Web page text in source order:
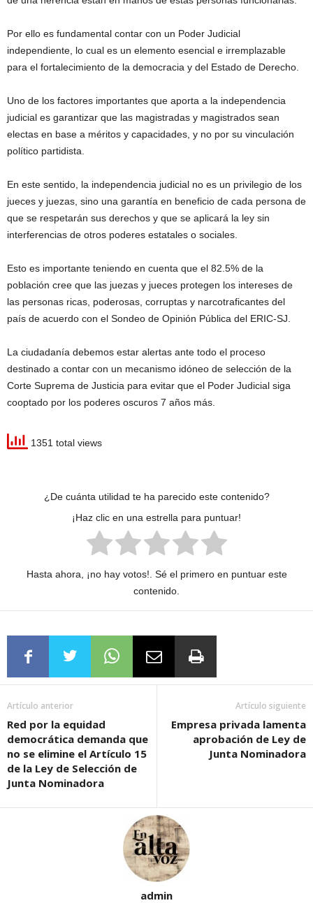
Por ello es fundamental contar con un Poder Judicial
independiente, lo cual es un elemento esencial e irremplazable
para el fortalecimiento de la democracia y del Estado de Derecho.
Uno de los factores importantes que aporta a la independencia
judicial es garantizar que las magistradas y magistrados sean
electas en base a méritos y capacidades, y no por su vinculación
político partidista.
En este sentido, la independencia judicial no es un privilegio de los
jueces y juezas, sino una garantía en beneficio de cada persona de
que se respetarán sus derechos y que se aplicará la ley sin
interferencias de otros poderes estatales o sociales.
Esto es importante teniendo en cuenta que el 82.5% de la
población cree que las juezas y jueces protegen los intereses de
las personas ricas, poderosas, corruptas y narcotraficantes del
país de acuerdo con el Sondeo de Opinión Pública del ERIC-SJ.
La ciudadanía debemos estar alertas ante todo el proceso
destinado a contar con un mecanismo idóneo de selección de la
Corte Suprema de Justicia para evitar que el Poder Judicial siga
cooptado por los poderes oscuros 7 años más.
1351 total views
¿De cuánta utilidad te ha parecido este contenido?
¡Haz clic en una estrella para puntuar!
Hasta ahora, ¡no hay votos!. Sé el primero en puntuar este
contenido.
Artículo anterior
Red por la equidad
democrática demanda que
no se elimine el Artículo 15
de la Ley de Selección de
Junta Nominadora
Artículo siguiente
Empresa privada lamenta
aprobación de Ley de
Junta Nominadora
admin